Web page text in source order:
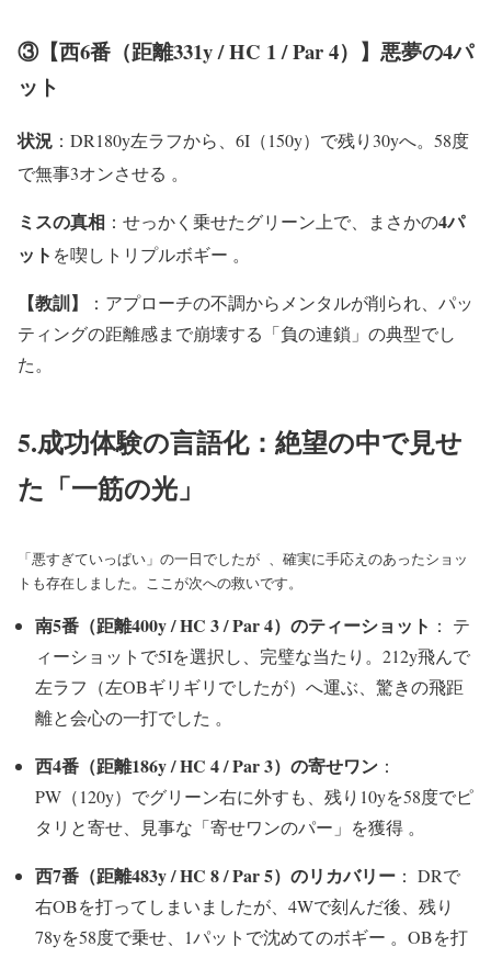
③【西6番（距離331y / HC 1 / Par 4）】悪夢の4パ
ット
状況 ：DR180y左ラフから、6I（150y）で残り30yへ。58度
で無事3オンさせる 。
ミスの真相 ：せっかく乗せたグリーン上で、まさかの4パ
ット を喫しトリプルボギー 。
【教訓】
：アプローチの不調からメンタルが削られ、パッ
ティングの距離感まで崩壊する「負の連鎖」の典型でし
た。
5.成功体験の言語化：絶望の中で見せ
た「一筋の光」
「悪すぎていっぱい」の一日でしたが 、確実に手応えのあったショッ
トも存在しました。ここが次への救いです。
南5番（距離400y / HC 3 / Par 4）のティーショット ： テ
ィーショットで5Iを選択し、完璧な当たり。212y飛んで
左ラフ（左OBギリギリでしたが）へ運ぶ、驚きの飛距
離と会心の一打でした 。
西4番（距離186y / HC 4 / Par 3）の寄せワン ：
PW（120y）でグリーン右に外すも、残り10yを58度でピ
タリと寄せ、見事な「寄せワンのパー」を獲得 。
西7番（距離483y / HC 8 / Par 5）のリカバリー ： DRで
右OBを打ってしまいましたが、4Wで刻んだ後、残り
78yを58度で乗せ、1パットで沈めてのボギー 。OBを打